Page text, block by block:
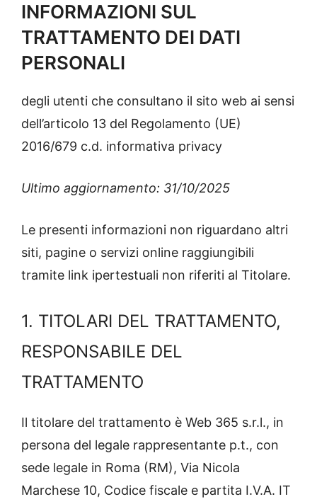
INFORMAZIONI SUL
TRATTAMENTO DEI DATI
PERSONALI
degli utenti che consultano il sito web ai sensi
dell’articolo 13 del Regolamento (UE)
2016/679 c.d. informativa privacy
Ultimo aggiornamento: 31/10/2025
Le presenti informazioni non riguardano altri
siti, pagine o servizi online raggiungibili
tramite link ipertestuali non riferiti al Titolare.
1. TITOLARI DEL TRATTAMENTO,
RESPONSABILE DEL
TRATTAMENTO
Il titolare del trattamento è Web 365 s.r.l., in
persona del legale rappresentante p.t., con
sede legale in Roma (RM), Via Nicola
Marchese 10, Codice fiscale e partita I.V.A. IT